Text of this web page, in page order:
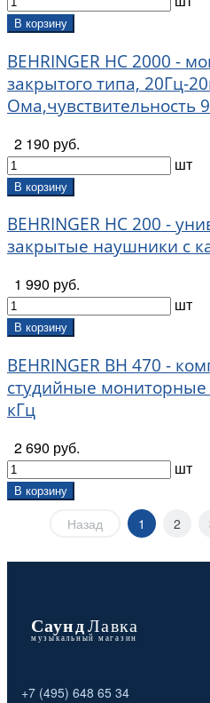
В корзину
BEHRINGER HC 2000 -
закрытого типа, 20Гц-
Ома,чувствительность
2 190 руб.
шт
В корзину
BEHRINGER HC 200 -
закрытые наушники с
1 990 руб.
шт
В корзину
BEHRINGER BH 470 -
студийные
кГц
2 690 руб.
шт
В корзину
Назад 1 2
+7 (495) 648 65 34